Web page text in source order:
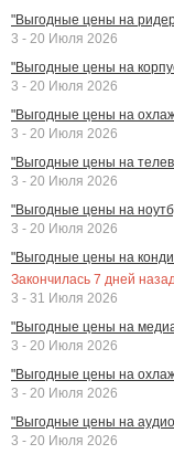
"Выгодные цены на
3 - 20 Июля 2026
"Выгодные цены на
3 - 20 Июля 2026
"Выгодные цены на
3 - 20 Июля 2026
"Выгодные цены на
3 - 20 Июля 2026
"Выгодные цены на
3 - 20 Июля 2026
"Выгодные цены на
Закончилась 7 дней назад
3 - 31 Июля 2026
"Выгодные цены на
3 - 20 Июля 2026
"Выгодные цены на
3 - 20 Июля 2026
"Выгодные цены на
3 - 20 Июля 2026